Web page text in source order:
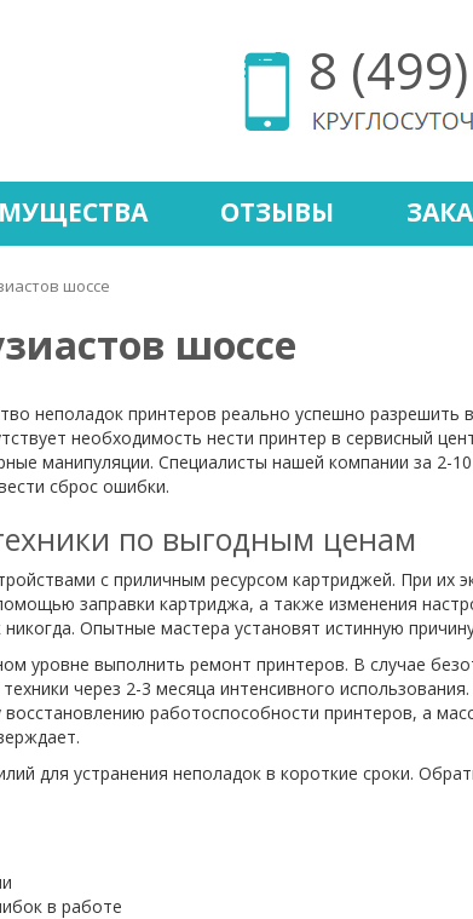
8
ОТЗЫВЫ
шоссе
шоссе
неполадок принтеров реально успешно разрешить
необходимость нести принтер в сервисный
манипуляции. Специалисты нашей компании за 2-
сброс ошибки.
по выгодным ценам
с приличным ресурсом картриджей. При их
заправки картриджа, а также изменения
Опытные мастера установят истинную
уровне выполнить ремонт принтеров. В случае
через 2-3 месяца интенсивного
работоспособности принтеров, а
для устранения неполадок в короткие сроки.
в работе